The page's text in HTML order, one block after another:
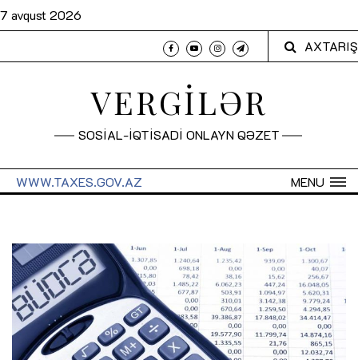
7 avqust 2026
AXTARIŞ
VERGİLƏR
SOSİAL-İQTİSADİ ONLAYN QƏZET
MENU
WWW.TAXES.GOV.AZ